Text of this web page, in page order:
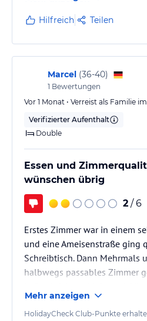
Hilfreich Teilen
Marcel (36-40)
1 Bewertungen
Vor 1 Monat • Verreist als Familie
Verifizierter Aufenthalt
Double
Essen und
wünschen übrig
2 / 6
Erstes Zimmer war in einem
und eine Ameisenstraße ging
Schreibtisch. Dann Mehrmals
halbwegs passables Zimmer
zu laute Animation. mit einem
auch Tagsüber ist die
Mehr anzeigen
HolidayCheck Club-Punkte